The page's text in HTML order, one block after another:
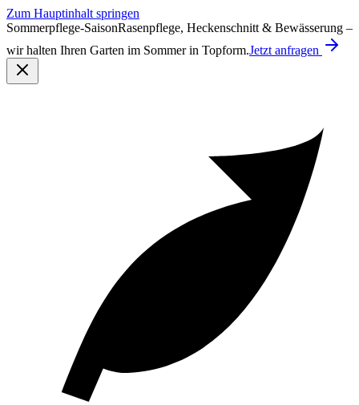
Zum Hauptinhalt springen
Sommerpflege-SaisonRasenpflege, Heckenschnitt & Bewässerung –
wir halten Ihren Garten im Sommer in Topform.Jetzt anfragen